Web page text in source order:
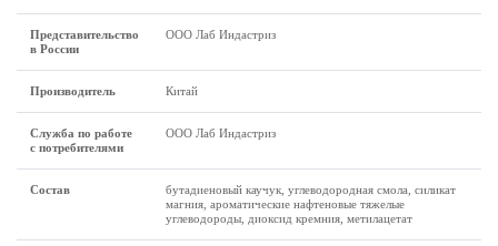
Представительство
в России
ООО Лаб Индастриз
Производитель Китай
Служба по работе
с потребителями
ООО Лаб Индастриз
Состав
бутадиеновый каучук, углеводородная смола, силикат
магния, ароматические нафтеновые тяжелые
углеводороды, диоксид кремния, метилацетат